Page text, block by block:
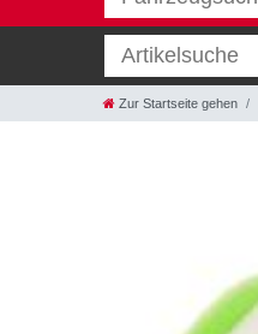
Zur Startseite gehen